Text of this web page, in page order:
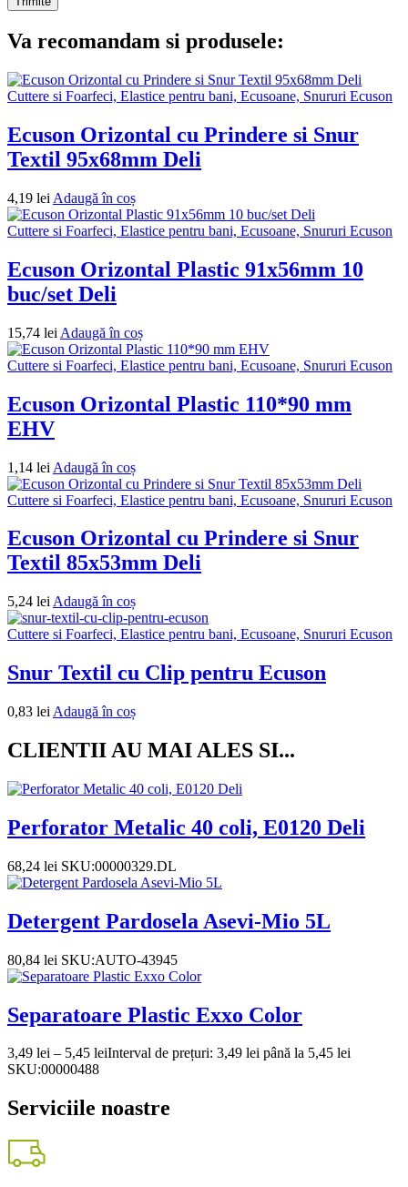
Va recomandam si produsele:
Cuttere si Foarfeci, Elastice pentru bani, Ecusoane, Snururi Ecuson
Ecuson Orizontal cu Prindere si Snur
Textil 95x68mm Deli
4,19 lei Adaugă în coș
Cuttere si Foarfeci, Elastice pentru bani, Ecusoane, Snururi Ecuson
Ecuson Orizontal Plastic 91x56mm 10
buc/set Deli
15,74 lei Adaugă în coș
Cuttere si Foarfeci, Elastice pentru bani, Ecusoane, Snururi Ecuson
Ecuson Orizontal Plastic 110*90 mm
EHV
1,14 lei Adaugă în coș
Cuttere si Foarfeci, Elastice pentru bani, Ecusoane, Snururi Ecuson
Ecuson Orizontal cu Prindere si Snur
Textil 85x53mm Deli
5,24 lei Adaugă în coș
Cuttere si Foarfeci, Elastice pentru bani, Ecusoane, Snururi Ecuson
Snur Textil cu Clip pentru Ecuson
0,83 lei Adaugă în coș
CLIENTII AU MAI ALES SI...
Perforator Metalic 40 coli, E0120 Deli
68,24 lei SKU:00000329.DL
Detergent Pardosela Asevi-Mio 5L
80,84 lei SKU:AUTO-43945
Separatoare Plastic Exxo Color
3,49 lei – 5,45 leiInterval de prețuri: 3,49 lei până la 5,45 lei
SKU:00000488
Serviciile noastre